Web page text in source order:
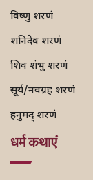
विष्णु शरणं
शनिदेव शरणं
शिव शंभु शरणं
सूर्य/नवग्रह शरणं
हनुमद् शरणं
धर्म कथाएं